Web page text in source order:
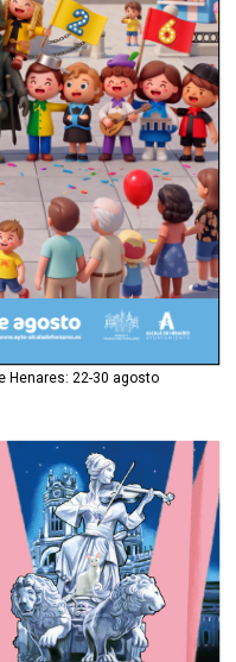
Henares: 22-30 agosto